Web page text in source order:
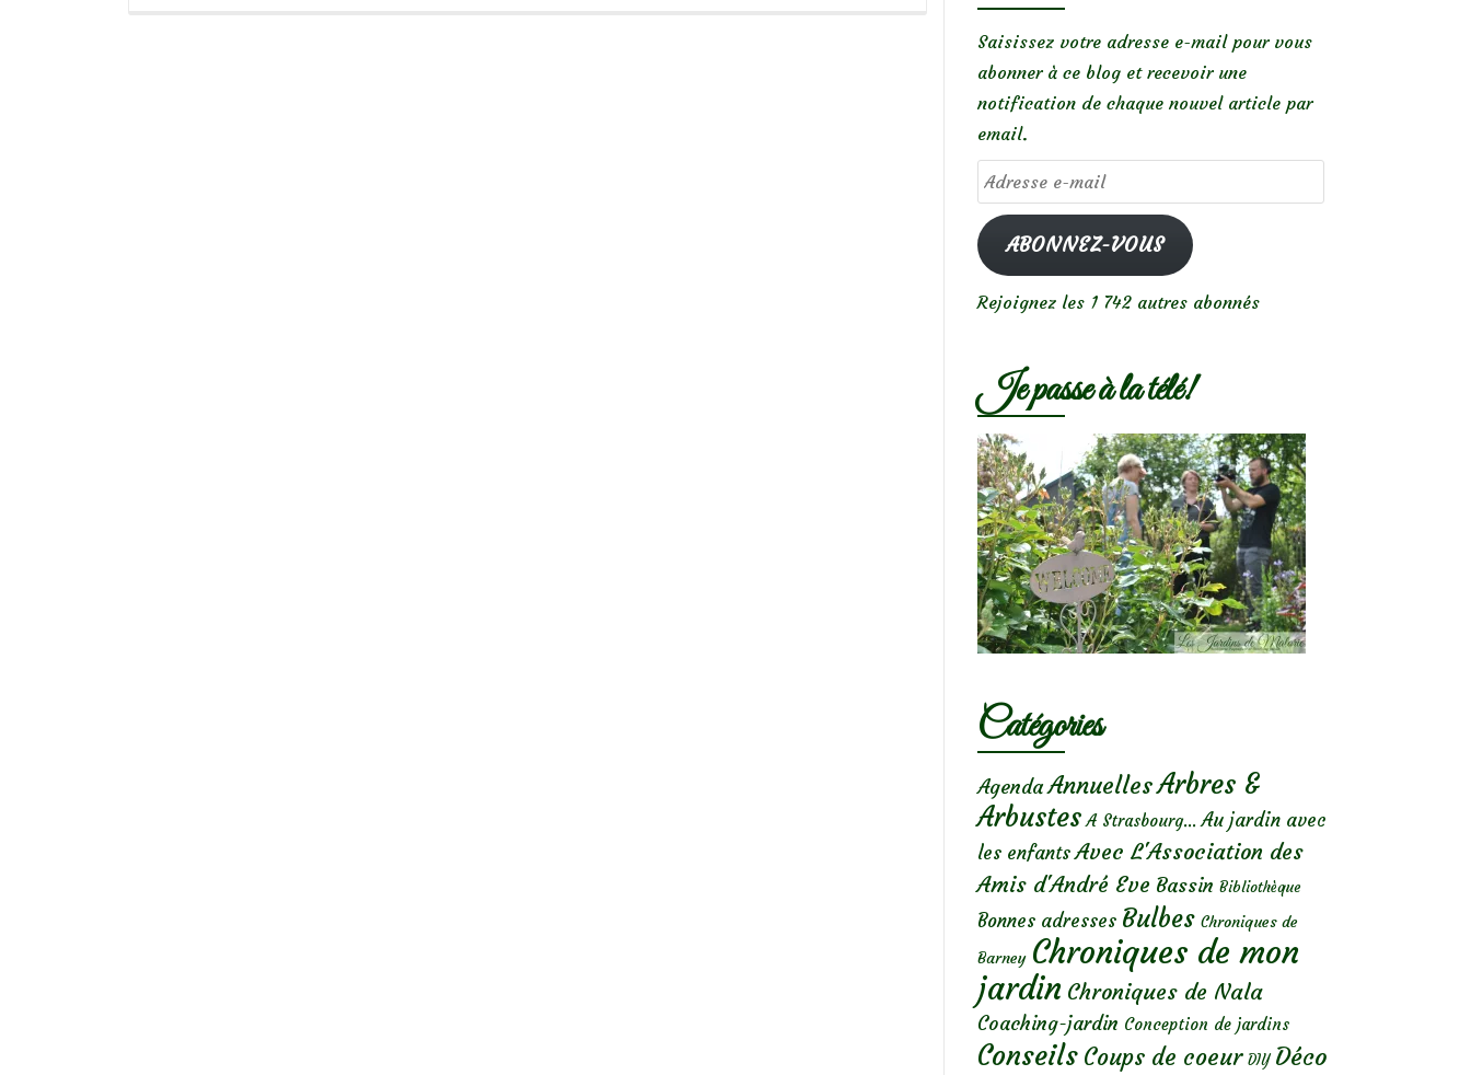
Saisissez votre adresse e-mail pour vous
abonner à ce blog et recevoir une
notification de chaque nouvel article par
email.
Adresse
e-
mailABONNEZ-VOUS
Rejoignez les 1 742 autres abonnés
Je passe à la télé!
Catégories
Agenda AnnuellesArbres &
Arbustes A Strasbourg... Au jardin avec
les enfants Avec L'Association des
Amis d'André Eve Bassin Bibliothèque
Bonnes adresses Bulbes Chroniques de
Barney Chroniques de mon
jardin Chroniques de Nala
Coaching-jardin Conception de jardins
Conseils Coups de coeur DIY Déco